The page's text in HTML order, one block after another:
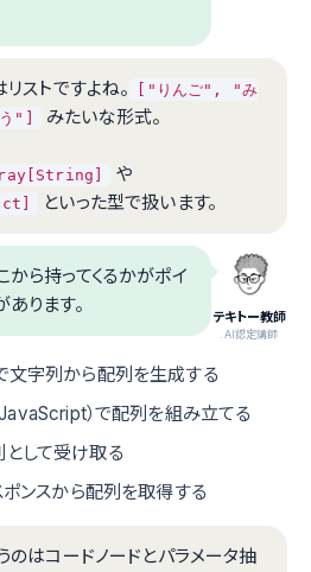
ストですよね。
["りんご", "み
"]
みたいな形式。
や
といった型で扱います。
テキトー教師
.AI認定講師
から持ってくるかがポイ
ります。
文字列から配列を生成する
）で配列を組み立てる
して受け取る
ンスから配列を取得する
のはコードノードとパラメータ抽